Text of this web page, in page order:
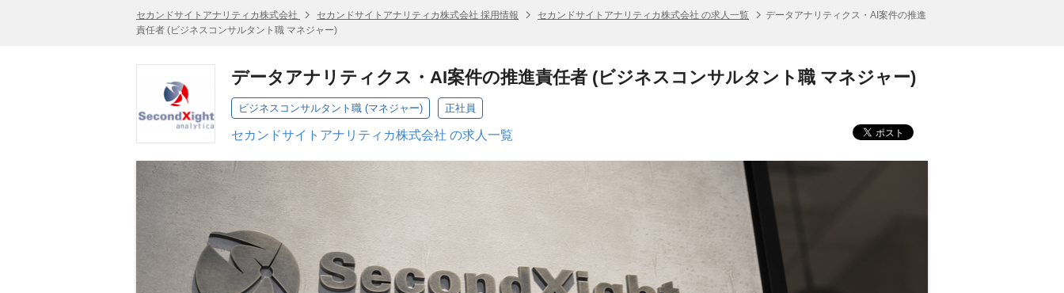
セカンドサイトアナリティカ株式会社 セカンドサイトアナリティカ株式会社 採用情報 セカンドサイトアナリティカ株式会社 の求人一覧
データアナリティクス・AI案件の推進
責任者 (ビジネスコンサルタント職 マネジャー)
データアナリティクス・AI案件の推進責任者 (ビジネスコンサルタント職 マネジャー)
ビジネスコンサルタント職 (マネジャー) 正社員
セカンドサイトアナリティカ株式会社 の求人一覧